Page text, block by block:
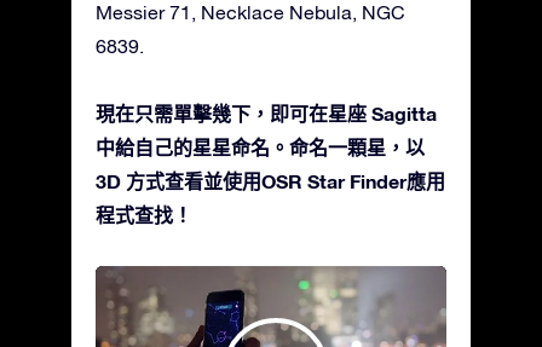
Messier 71, Necklace Nebula, NGC
6839.
現在只需單擊幾下，即可在星座 Sagitta
中給自己的星星命名。命名一顆星，以
3D 方式查看並使用OSR Star Finder應用
程式查找！